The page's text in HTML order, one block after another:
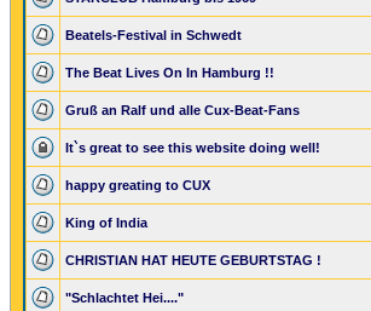
Beatels-Festival in Schwedt
The Beat Lives On In Hamburg !!
Gruß an Ralf und alle Cux-Beat-Fans
It`s great to see this website doing well!
happy greating to CUX
King of India
CHRISTIAN HAT HEUTE GEBURTSTAG !
"Schlachtet Hei...."